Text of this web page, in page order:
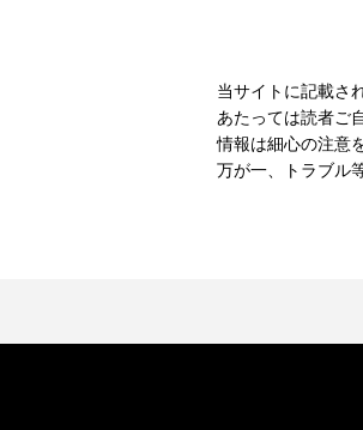
当サイトに記載さ
あたっては読者ご
情報は細心の注意
万が一、トラブル